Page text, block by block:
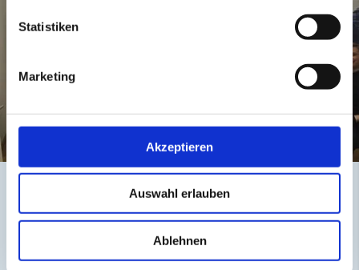
Statistiken
Marketing
Akzeptieren
Auswahl erlauben
Ablehnen
VERANSTALTUNG
M&A Masterclass im kleinen Kreis:
financeHub zu Gast bei COVENDIT